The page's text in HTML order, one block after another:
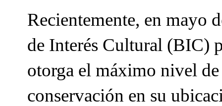
Recientemente, en mayo
de Interés Cultural (BIC)
otorga el máximo nivel
conservación en su